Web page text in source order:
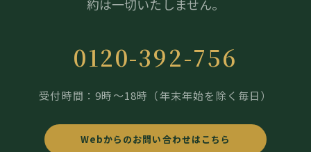
約は一切いたしません。
0120-392-756
受付時間：9時～18時（年末年始を除く毎日）
Webからのお問い合わせはこちら